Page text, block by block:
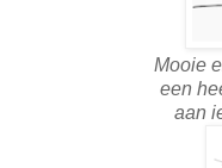
Mooie
een
aan